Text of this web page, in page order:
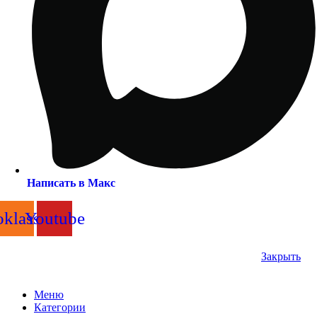
Написать в Макс
Youtube
Закрыть
Меню
Категории